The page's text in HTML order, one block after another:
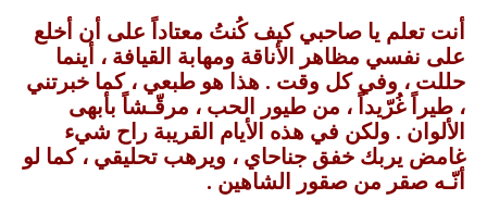
أنت تعلم يا صاحبي كيف كُنتُ معتاداً على أن أخلع
على نفسي مظاهر الأناقة ومهابة القيافة ، أينما
حللت ، وفي كل وقت . هذا هو طبعي ، كما خبرتني
، طيراً غُرّيداً ، من طيور الحب ، مرقّـشاً بأبهى
الألوان . ولكن في هذه الأيام القريبة راح شيء
غامض يربك خفق جناحاي ، ويرهب تحليقي ، كما لو
أنّـه صقر من صقور الشاهين .